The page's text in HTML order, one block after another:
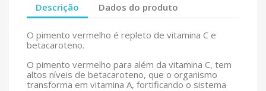
Descrição Dados do produto
O pimento vermelho é repleto de vitamina C e
betacaroteno.
O pimento vermelho para além da vitamina C, tem
altos níveis de betacaroteno, que o organismo
transforma em vitamina A, fortificando o sistema